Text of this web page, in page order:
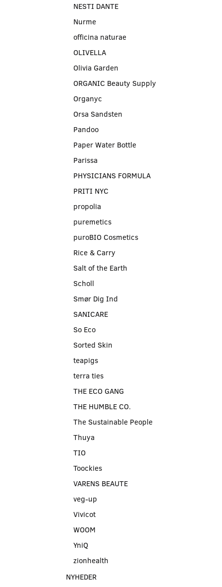
NESTI DANTE
Nurme
officina naturae
OLIVELLA
Olivia Garden
ORGANIC Beauty Supply
Organyc
Orsa Sandsten
Pandoo
Paper Water Bottle
Parissa
PHYSICIANS FORMULA
PRITI NYC
propolia
puremetics
puroBIO Cosmetics
Rice & Carry
Salt of the Earth
Scholl
Smør Dig Ind
SANICARE
So Eco
Sorted Skin
teapigs
terra ties
THE ECO GANG
THE HUMBLE CO.
The Sustainable People
Thuya
TIO
Toockies
VARENS BEAUTE
veg-up
Vivicot
WOOM
YniQ
zionhealth
NYHEDER